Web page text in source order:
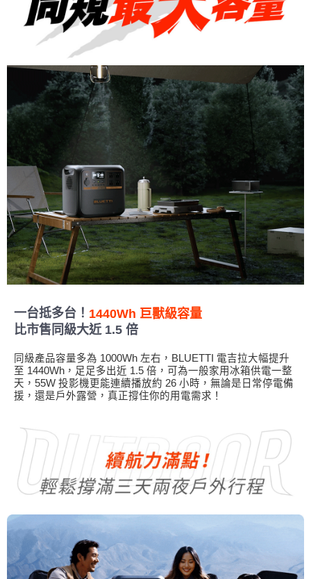
一台抵多台！ 1440Wh 巨獸級容量
比市售同級大近 1.5 倍
同級產品容量多為 1000Wh 左右，BLUETTI 電吉拉大幅提升
至 1440Wh，足足多出近 1.5 倍，可為一般家用冰箱供電一整
天，55W 投影機更能連續播放約 26 小時，無論是日常停電備
援，還是戶外露營，真正撐住你的用電需求！